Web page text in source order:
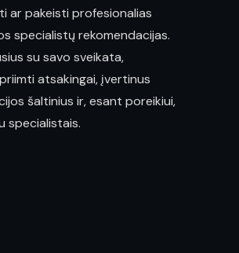
ar pakeisti profesionalias
specialistų rekomendacijas.
su savo sveikata,
atsakingai, įvertinus
šaltinius ir, esant poreikiui,
specialistais.